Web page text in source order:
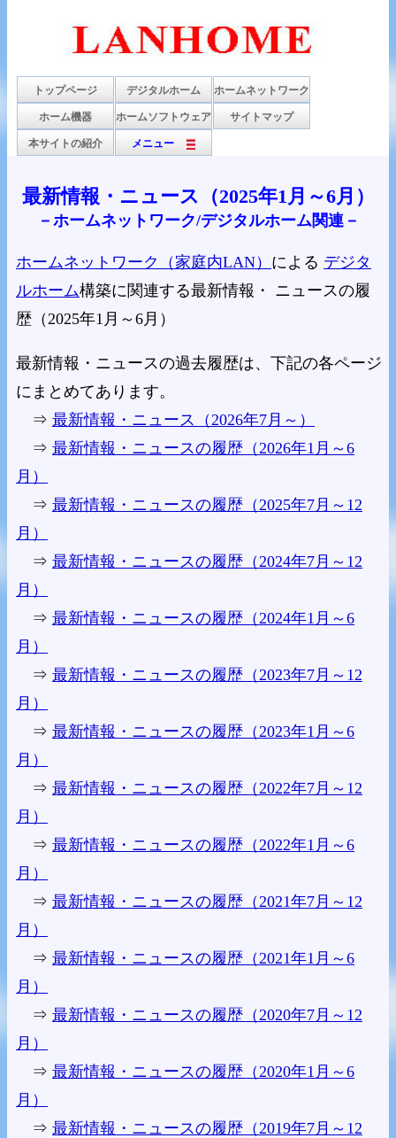
トップページ デジタルホーム ホームネットワーク
ホーム機器 ホームソフトウェア サイトマップ
本サイトの紹介 メニュー
最新情報・ニュース（2025年1月～6月）
－ホームネットワーク/デジタルホーム関連－
ホームネットワーク（家庭内LAN） による デジタ
ルホーム構築に関連する最新情報・ ニュースの履
歴（2025年1月～6月）
最新情報・ニュースの過去履歴は、下記の各ページ
にまとめてあります。
⇒ 最新情報・ニュース（2026年7月～）
⇒ 最新情報・ニュースの履歴（2026年1月～6
月）
⇒ 最新情報・ニュースの履歴（2025年7月～12
月）
⇒ 最新情報・ニュースの履歴（2024年7月～12
月）
⇒ 最新情報・ニュースの履歴（2024年1月～6
月）
⇒ 最新情報・ニュースの履歴（2023年7月～12
月）
⇒ 最新情報・ニュースの履歴（2023年1月～6
月）
⇒ 最新情報・ニュースの履歴（2022年7月～12
月）
⇒ 最新情報・ニュースの履歴（2022年1月～6
月）
⇒ 最新情報・ニュースの履歴（2021年7月～12
月）
⇒ 最新情報・ニュースの履歴（2021年1月～6
月）
⇒ 最新情報・ニュースの履歴（2020年7月～12
月）
⇒ 最新情報・ニュースの履歴（2020年1月～6
月）
⇒ 最新情報・ニュースの履歴（2019年7月～12